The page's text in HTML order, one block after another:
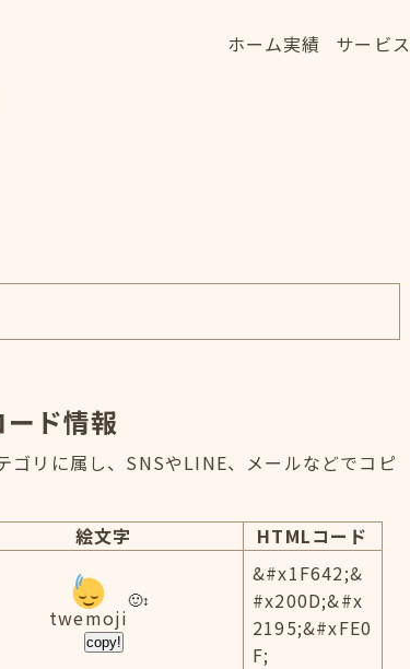
ホーム実績
サービス
ード情報
ゴリに属し、SNSやLINE、メールなどでコピ
絵文字
HTMLコード
twemoji
copy!
&#x1F642;&
#x200D;&#x
2195;&#xFE0
F;